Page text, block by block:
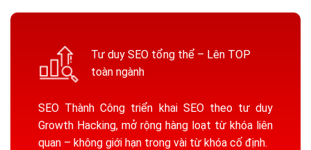
Tư duy SEO tổng thể – Lên TOP
toàn ngành
SEO Thành Công triển khai SEO theo tư duy
Growth Hacking, mở rộng hàng loạt từ khóa liên
quan – không giới hạn trong vài từ khóa cố định.